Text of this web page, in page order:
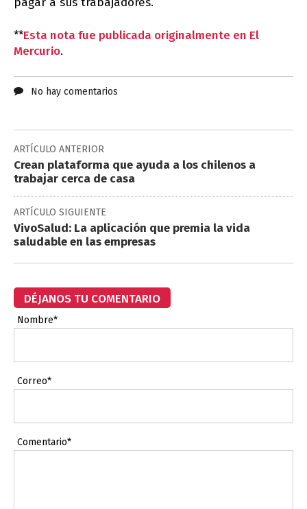
**Esta nota fue publicada originalmente en El
Mercurio.
No hay comentarios
ARTÍCULO ANTERIOR
Crean plataforma que ayuda a los chilenos a
trabajar cerca de casa
ARTÍCULO SIGUIENTE
VivoSalud: La aplicación que premia la vida
saludable en las empresas
DÉJANOS TU COMENTARIO
Nombre*
Correo*
Comentario*